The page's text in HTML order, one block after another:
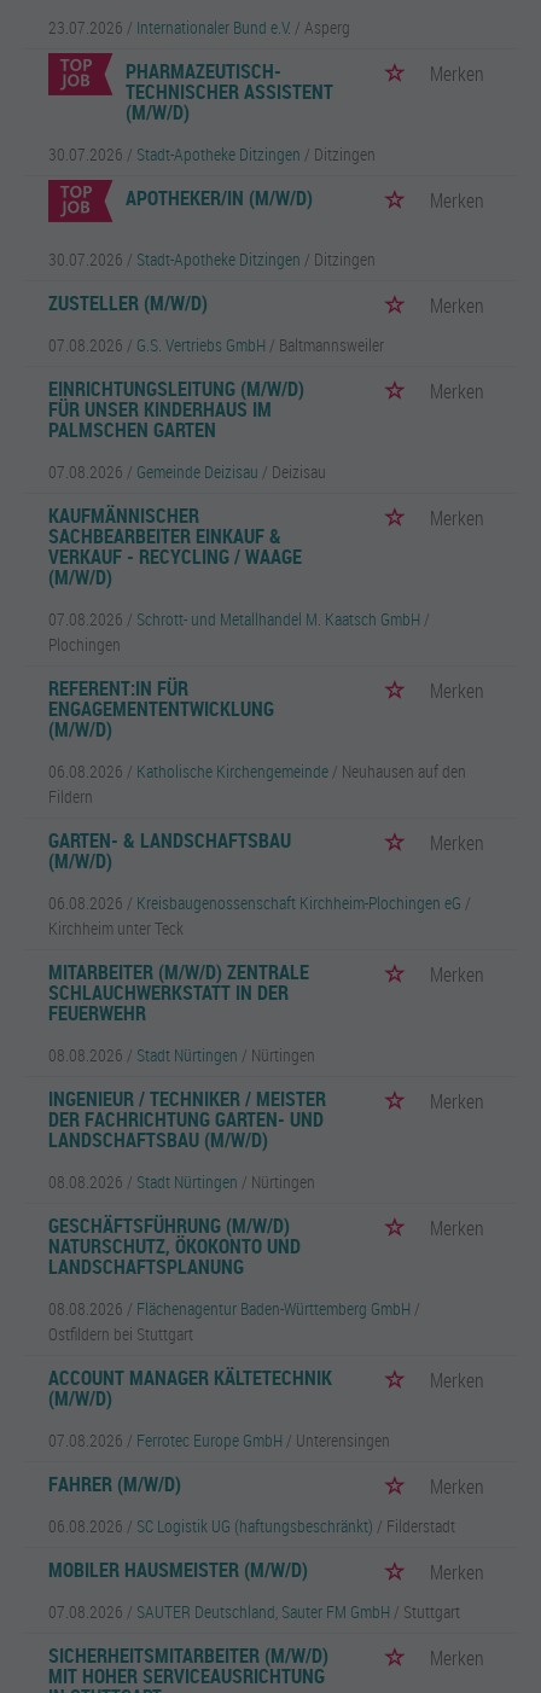
23.07.2026 / Internationaler Bund e.V. / Asperg
PHARMAZEUTISCH-
TECHNISCHER ASSISTENT
(M/W/D)
Merken
30.07.2026 / Stadt-Apotheke Ditzingen / Ditzingen
APOTHEKER/IN (M/W/D) Merken
30.07.2026 / Stadt-Apotheke Ditzingen / Ditzingen
ZUSTELLER (M/W/D) Merken
07.08.2026 / G.S. Vertriebs GmbH / Baltmannsweiler
EINRICHTUNGSLEITUNG (M/W/D)
FÜR UNSER KINDERHAUS IM
PALMSCHEN GARTEN
Merken
07.08.2026 / Gemeinde Deizisau / Deizisau
KAUFMÄNNISCHER
SACHBEARBEITER EINKAUF &
VERKAUF - RECYCLING / WAAGE
(M/W/D)
Merken
07.08.2026 / Schrott- und Metallhandel M. Kaatsch GmbH /
Plochingen
REFERENT:IN FÜR
ENGAGEMENTENTWICKLUNG
(M/W/D)
Merken
06.08.2026 / Katholische Kirchengemeinde / Neuhausen auf den
Fildern
GARTEN- & LANDSCHAFTSBAU
(M/W/D)
Merken
06.08.2026 / Kreisbaugenossenschaft Kirchheim-Plochingen eG /
Kirchheim unter Teck
MITARBEITER (M/W/D) ZENTRALE
SCHLAUCHWERKSTATT IN DER
FEUERWEHR
Merken
08.08.2026 / Stadt Nürtingen / Nürtingen
INGENIEUR / TECHNIKER / MEISTER
DER FACHRICHTUNG GARTEN- UND
LANDSCHAFTSBAU (M/W/D)
Merken
08.08.2026 / Stadt Nürtingen / Nürtingen
GESCHÄFTSFÜHRUNG (M/W/D)
NATURSCHUTZ, ÖKOKONTO UND
LANDSCHAFTSPLANUNG
Merken
08.08.2026 / Flächenagentur Baden-Württemberg GmbH /
Ostfildern bei Stuttgart
ACCOUNT MANAGER KÄLTETECHNIK
(M/W/D)
Merken
07.08.2026 / Ferrotec Europe GmbH / Unterensingen
FAHRER (M/W/D) Merken
06.08.2026 / SC Logistik UG (haftungsbeschränkt) / Filderstadt
MOBILER HAUSMEISTER (M/W/D) Merken
07.08.2026 / SAUTER Deutschland, Sauter FM GmbH / Stuttgart
SICHERHEITSMITARBEITER (M/W/D)
MIT HOHER SERVICEAUSRICHTUNG
Merken